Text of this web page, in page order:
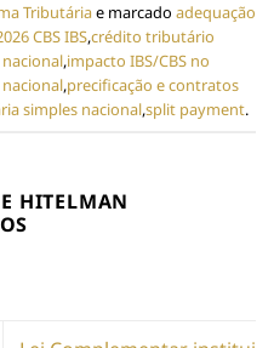
Tributáriae marcado adequação
CBS IBS,crédito tributário
nacional,impacto IBS/CBS no
,precificação e contratos
simples nacional,split payment.
HITELMAN